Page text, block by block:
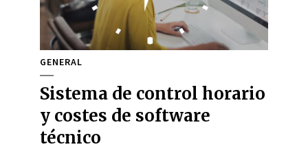
GENERAL
Sistema de control horario
y costes de software
técnico